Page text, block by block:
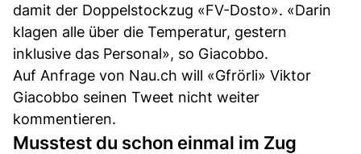
damit der Doppelstockzug «FV-Dosto». «Darin
klagen alle über die Temperatur, gestern
inklusive das Personal», so Giacobbo.
Auf Anfrage von Nau.ch will «Gfrörli» Viktor
Giacobbo seinen Tweet nicht weiter
kommentieren.
Musstest du schon einmal im Zug